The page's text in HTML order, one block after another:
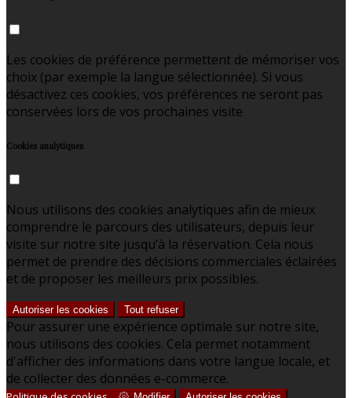
Les cookies de préférence permettent de mémoriser vos
choix (par exemple la langue sélectionnée). Si vous
désactivez ces cookies, vos préférences ne seront pas
conservées lors de vos prochaines visite
Cookies analytiques
Nous utilisons des cookies analytiques afin de mieux
comprendre le parcours des utilisateurs, depuis leur
visite sur notre site jusqu’à la réservation. Cela nous
permet de prendre des décisions commerciales éclairées
et de proposer les meilleurs prix possibles.
Autoriser les cookies Tout refuser
Pour assurer une expérience optimale sur notre site,
nous utilisons des cookies. Cela permet notamment
d'afficher des informations dans votre langue locale, et
de collecter des données e-commerce.